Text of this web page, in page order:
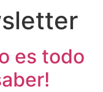
es todo